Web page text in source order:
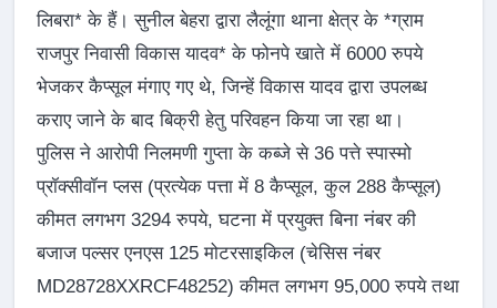
लिबरा* के हैं। सुनील बेहरा द्वारा लैलूंगा थाना क्षेत्र के *ग्राम
राजपुर निवासी विकास यादव* के फोनपे खाते में 6000 रुपये
भेजकर कैप्सूल मंगाए गए थे, जिन्हें विकास यादव द्वारा उपलब्ध
कराए जाने के बाद बिक्री हेतु परिवहन किया जा रहा था।
पुलिस ने आरोपी निलमणी गुप्ता के कब्जे से 36 पत्ते स्पास्मो
प्रॉक्सीवॉन प्लस (प्रत्येक पत्ता में 8 कैप्सूल, कुल 288 कैप्सूल)
कीमत लगभग 3294 रुपये, घटना में प्रयुक्त बिना नंबर की
बजाज पल्सर एनएस 125 मोटरसाइकिल (चेसिस नंबर
MD28728XXRCF48252) कीमत लगभग 95,000 रुपये तथा